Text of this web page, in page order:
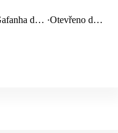
da
·Otevřeno do